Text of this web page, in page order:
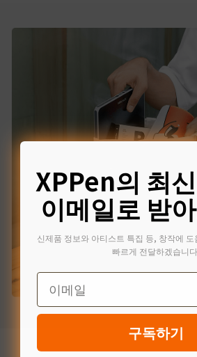
XPPen의 최
이메일로 받
신제품 정보와 아티스트 특집 등, 창작에
빠르게 전달하겠습니
Email
구독하기